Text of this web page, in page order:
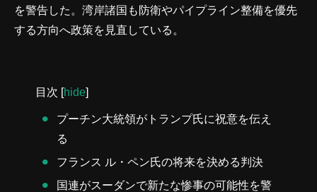
を警告した。湾岸諸国も防衛やパイプライン整備を優先
する方向へ政策を見直している。
目次 [hide]
プーチン大統領がトランプ氏に祝意を伝え
る
フランス ル・ペン氏の将来を決める判決
国連がスーダンで新たな惨事の可能性を警